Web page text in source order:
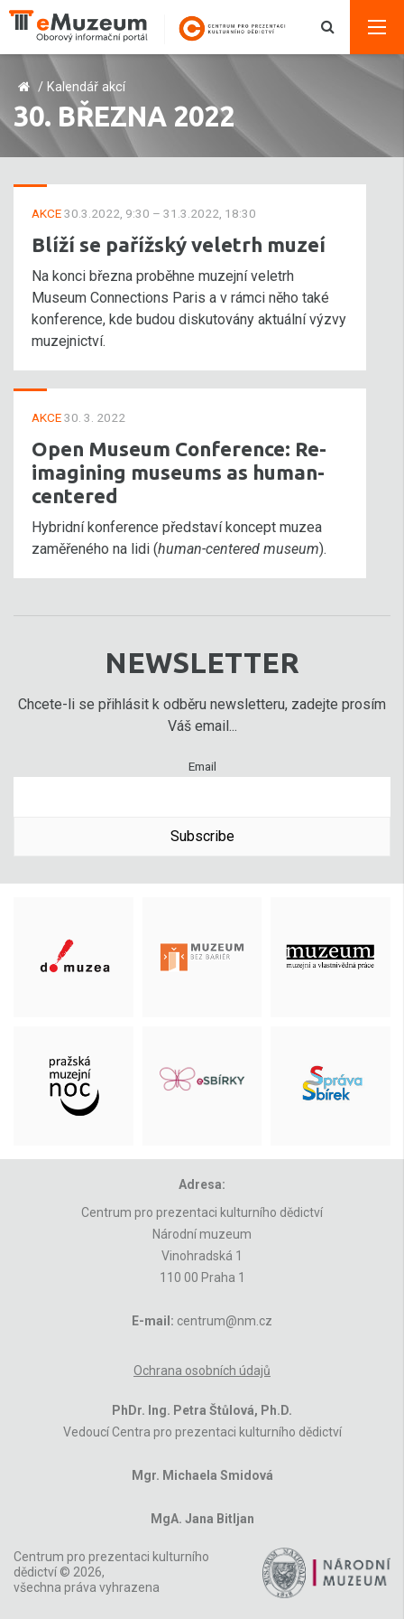
/ Kalendář akcí
30. BŘEZNA 2022
AKCE30.3.2022, 9:30 – 31.3.2022, 18:30
Blíží se pařížský veletrh muzeí
Na konci března proběhne muzejní veletrh
Museum Connections Paris a v rámci něho také
konference, kde budou diskutovány aktuální výzvy
muzejnictví.
AKCE30. 3. 2022
Open Museum Conference: Re-
imagining museums as human-
centered
Hybridní konference představí koncept muzea
zaměřeného na lidi (human-centered museum).
NEWSLETTER
Chcete-li se přihlásit k odběru newsletteru, zadejte prosím
Váš email...
Email
Subscribe
Adresa:
Centrum pro prezentaci kulturního dědictví
Národní muzeum
Vinohradská 1
110 00 Praha 1
E-mail: centrum@nm.cz
Ochrana osobních údajů
PhDr. Ing. Petra Štůlová, Ph.D.
Vedoucí Centra pro prezentaci kulturního dědictví
Mgr. Michaela Smidová
MgA. Jana Bitljan
Centrum pro prezentaci kulturního
dědictví © 2026,
všechna práva vyhrazena